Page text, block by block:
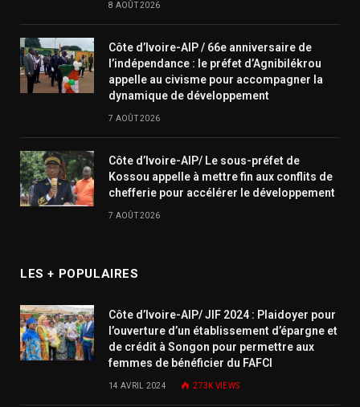
8 AOÛT 2026
Côte d’Ivoire-AIP / 66e anniversaire de
l’indépendance : le préfet d’Agnibilékrou
appelle au civisme pour accompagner la
dynamique de développement
7 AOÛT 2026
Côte d’Ivoire-AIP/ Le sous-préfet de
Kossou appelle à mettre fin aux conflits de
chefferie pour accélérer le développement
7 AOÛT 2026
LES + POPULAIRES
Côte d’Ivoire-AIP/ JIF 2024 : Plaidoyer pour
l’ouverture d’un établissement d’épargne et
de crédit à Songon pour permettre aux
femmes de bénéficier du FAFCI
14 AVRIL 2024 273K VIEWS